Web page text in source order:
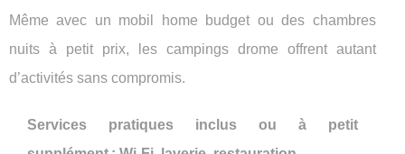
Même avec un mobil home budget ou des chambres
nuits à petit prix, les campings drome offrent autant
d’activités sans compromis.
Services pratiques inclus ou à petit